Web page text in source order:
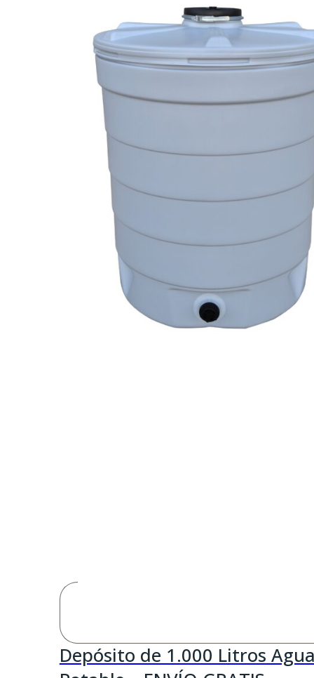
Depósito de 1.000 Litros